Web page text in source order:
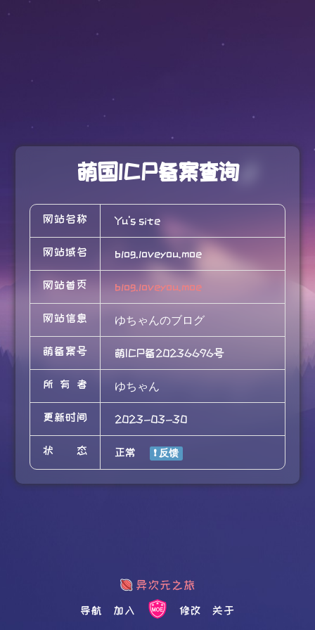
萌国ICP备案查询
网站名称 Yu's site
网站域名 blog.loveyou.moe
网站首页 blog.loveyou.moe
网站信息 ゆちゃんのブログ
萌备案号 萌ICP备20236696号
所有者 ゆちゃん
更新时间 2023-03-30
状态 正常
导航 加入 修改 关于